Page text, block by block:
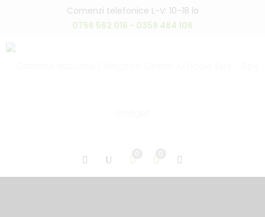
Comenzi telefonice L-V: 10-18 la
0756 562 016 - 0359 484 106